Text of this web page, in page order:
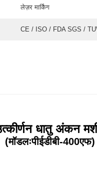
लेज़र मार्किंग
CE / ISO / FDA SGS /
धातु अंकन
(मॉडलःपीईडीबी-400एफ)